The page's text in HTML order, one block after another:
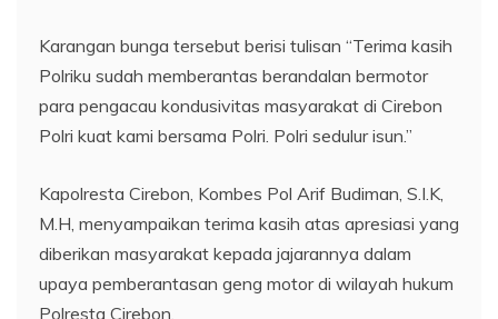
Karangan bunga tersebut berisi tulisan “Terima kasih
Polriku sudah memberantas berandalan bermotor
para pengacau kondusivitas masyarakat di Cirebon
Polri kuat kami bersama Polri. Polri sedulur isun.”
Kapolresta Cirebon, Kombes Pol Arif Budiman, S.I.K,
M.H, menyampaikan terima kasih atas apresiasi yang
diberikan masyarakat kepada jajarannya dalam
upaya pemberantasan geng motor di wilayah hukum
Polresta Cirebon.